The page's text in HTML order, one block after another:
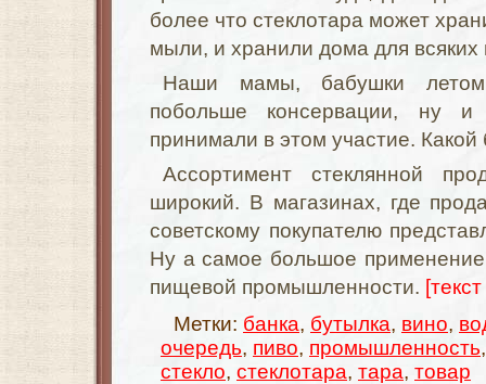
более что стеклотара может
мыли, и хранили дома для
Наши мамы, бабушки летом
побольше консервации, ну
принимали в этом участие.
Ассортимент стеклянной
широкий. В магазинах, где
советскому покупателю
Ну а самое большое
пищевой промышленности.
Метки: банка, бутылка, вино,
очередь, пиво, промышленность
стекло, стеклотара, тара, товар